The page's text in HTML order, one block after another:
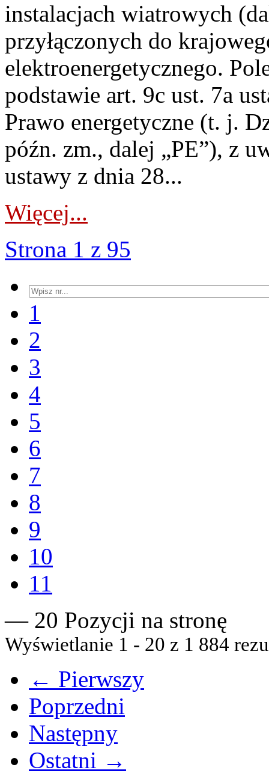
instalacjach wiatrowych
przyłączonych do
elektroenergetycznego.
podstawie art. 9c ust. 7a
Prawo energetyczne (t. j.
późn. zm., dalej „PE”), z
ustawy z dnia 28...
Więcej...
Strona 1 z 95
1
2
3
4
5
6
7
8
9
10
11
— 20 Pozycji na stronę
Wyświetlanie 1 - 20 z 1 884
← Pierwszy
Poprzedni
Następny
Ostatni →